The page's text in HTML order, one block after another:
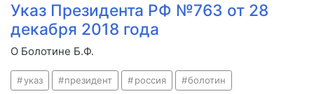
Указ Президента РФ №763 от 28
декабря 2018 года
О Болотине Б.Ф.
указ президент россия болотин